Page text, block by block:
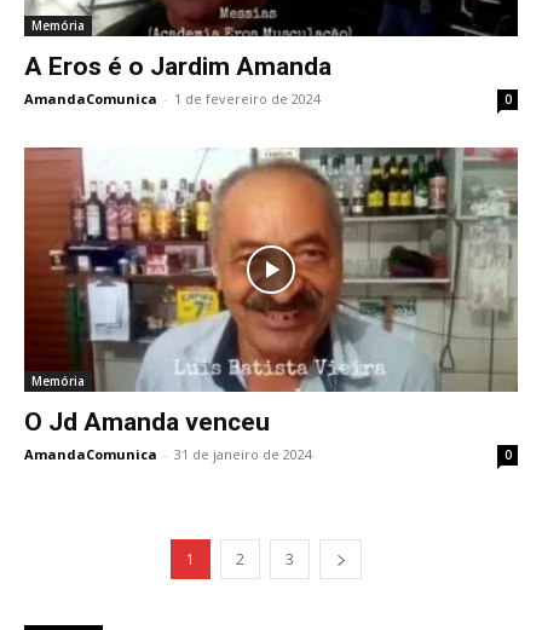
Memória
A Eros é o Jardim Amanda
AmandaComunica - 1 de fevereiro de 2024 0
Memória
O Jd Amanda venceu
AmandaComunica - 31 de janeiro de 2024 0
1 2 3